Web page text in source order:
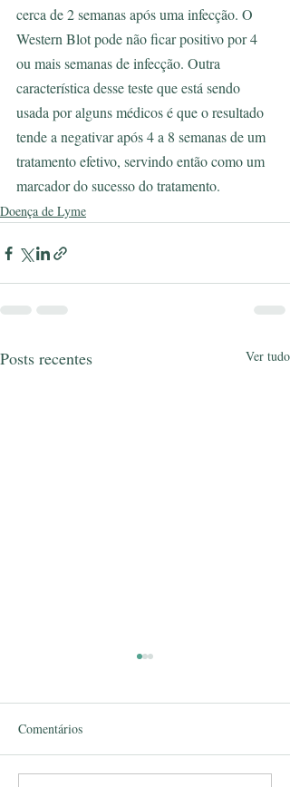
cerca de 2 semanas após uma infecção. O
Western Blot pode não ficar positivo por 4
ou mais semanas de infecção. Outra
característica desse teste que está sendo
usada por alguns médicos é que o resultado
tende a negativar após 4 a 8 semanas de um
tratamento efetivo, servindo então como um
marcador do sucesso do tratamento.
Doença de Lyme
Posts recentes Ver tudo
Comentários